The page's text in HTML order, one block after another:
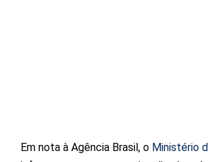
Em nota à Agência Brasil, o Ministério